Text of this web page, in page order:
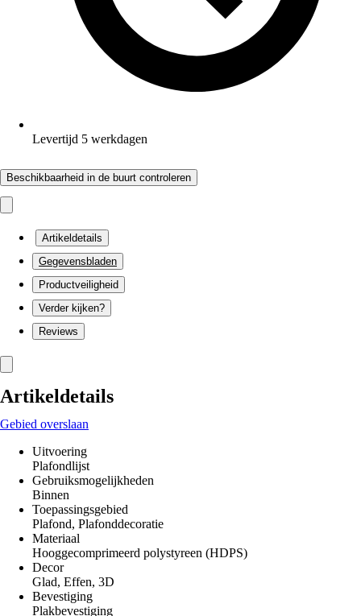
Levertijd 5 werkdagen
Beschikbaarheid in de buurt controleren
Artikeldetails
Gegevensbladen
Productveiligheid
Verder kijken?
Reviews
Artikeldetails
Gebied overslaan
Uitvoering
Plafondlijst
Gebruiksmogelijkheden
Binnen
Toepassingsgebied
Plafond, Plafonddecoratie
Materiaal
Hooggecomprimeerd polystyreen (HDPS)
Decor
Glad, Effen, 3D
Bevestiging
Plakbevestiging